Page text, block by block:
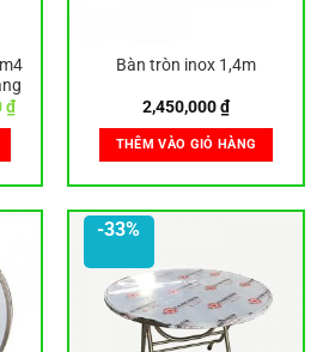
₫Giá
hiện
1,800,000 ₫.
Bàn tròn inox 1,4m
2,450,000₫
THÊM VÀO GIỎ HÀNG
-33%